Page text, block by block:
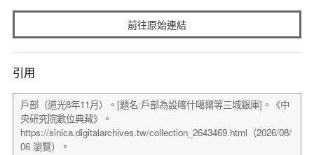
前往原始連結
引用